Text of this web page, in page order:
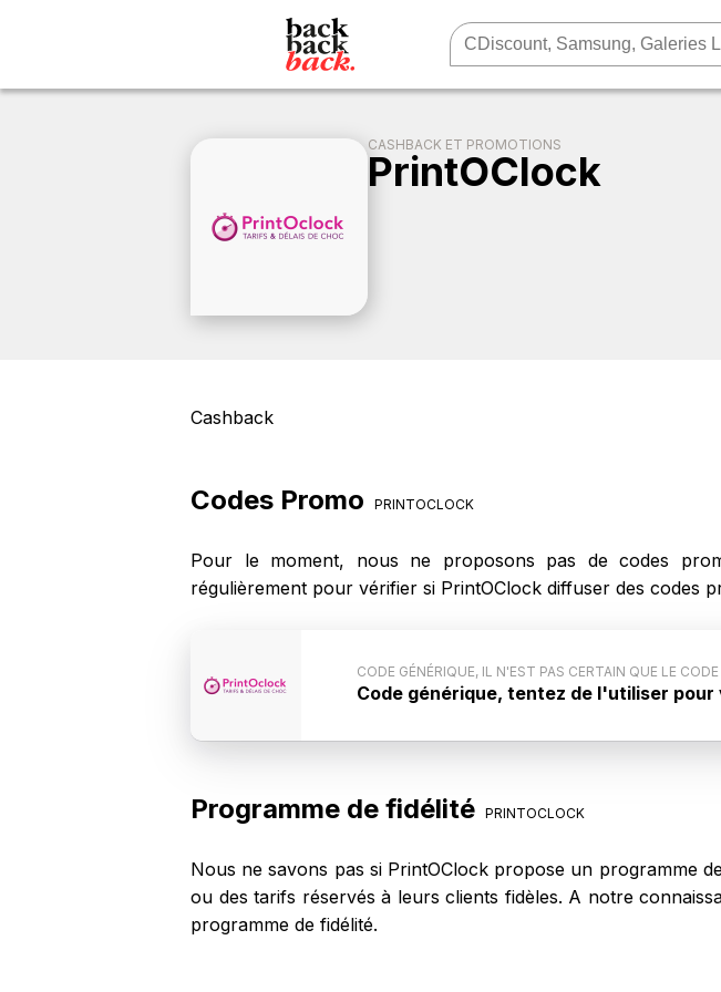
CASHBACK ET PROMOTIONS
PrintOClock
Cashback
Codes Promo PRINTOCLOCK
Pour le moment, nous ne proposons pas de codes
régulièrement pour vérifier si PrintOClock diffuser des codes
CODE GÉNÉRIQUE, IL N'EST PAS CERTAIN QUE LE
Code générique, tentez de l'utiliser
PrintOClock n'est pas communiqué
PrintOClock.
Programme de fidélité PRINTOCLOCK
Nous ne savons pas si PrintOClock propose un programme
ou des tarifs réservés à leurs clients fidèles. A notre
programme de fidélité.